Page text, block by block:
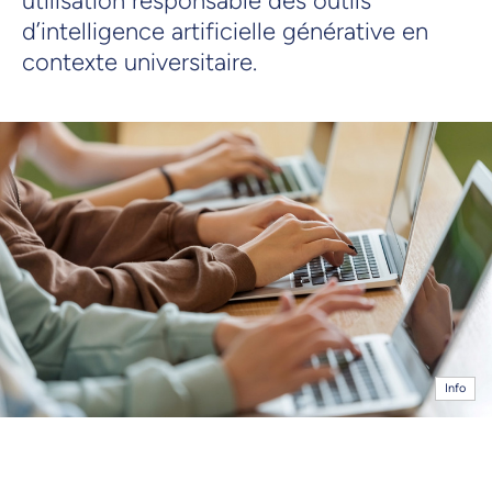
d’intelligence artificielle générative en
contexte universitaire.
Info